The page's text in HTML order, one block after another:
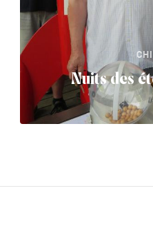
Nuits des